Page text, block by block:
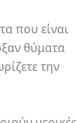
που είναι
θύματα
την